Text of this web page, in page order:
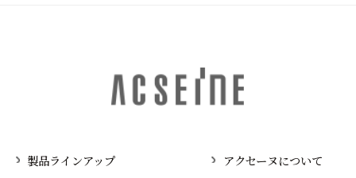
製品ラインアップ
アクセーヌについて